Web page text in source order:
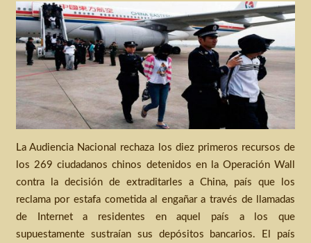
La Audiencia Nacional rechaza los diez primeros recursos de
los 269 ciudadanos chinos detenidos en la Operación Wall
contra la decisión de extraditarles a China, país que los
reclama por estafa cometida al engañar a través de llamadas
de Internet a residentes en aquel país a los que
supuestamente sustraían sus depósitos bancarios. El país